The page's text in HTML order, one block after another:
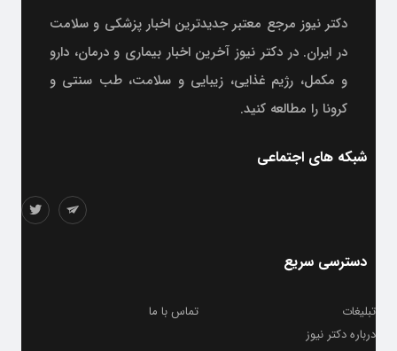
دکتر نیوز مرجع معتبر جدیدترین اخبار پزشکی و سلامت
در ایران. در دکتر نیوز آخرین اخبار بیماری و درمان، دارو
و مکمل، رژیم غذایی، زیبایی و سلامت، طب سنتی و
کرونا را مطالعه کنید.
شبکه های اجتماعی
دسترسی سریع
تبلیغات
تماس با ما
درباره دکتر نیوز